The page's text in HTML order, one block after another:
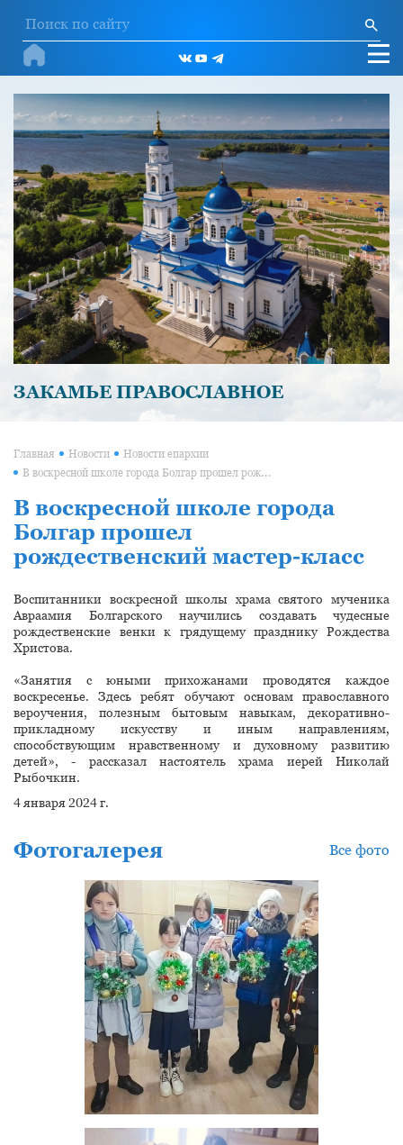
ЗАКАМЬЕ ПРАВОСЛАВНОЕ
Главная Новости Новости епархии
В воскресной школе города Болгар прошел рождественский мастер-класс
В воскресной школе города
Болгар прошел
рождественский мастер-класс
Воспитанники воскресной школы храма святого мученика
Авраамия Болгарского научились создавать чудесные
рождественские венки к грядущему празднику Рождества
Христова.
«Занятия с юными прихожанами проводятся каждое
воскресенье. Здесь ребят обучают основам православного
вероучения, полезным бытовым навыкам, декоративно-
прикладному искусству и иным направлениям,
способствующим нравственному и духовному развитию
детей», - рассказал настоятель храма иерей Николай
Рыбочкин.
4 января 2024 г.
Фотогалерея Все фото